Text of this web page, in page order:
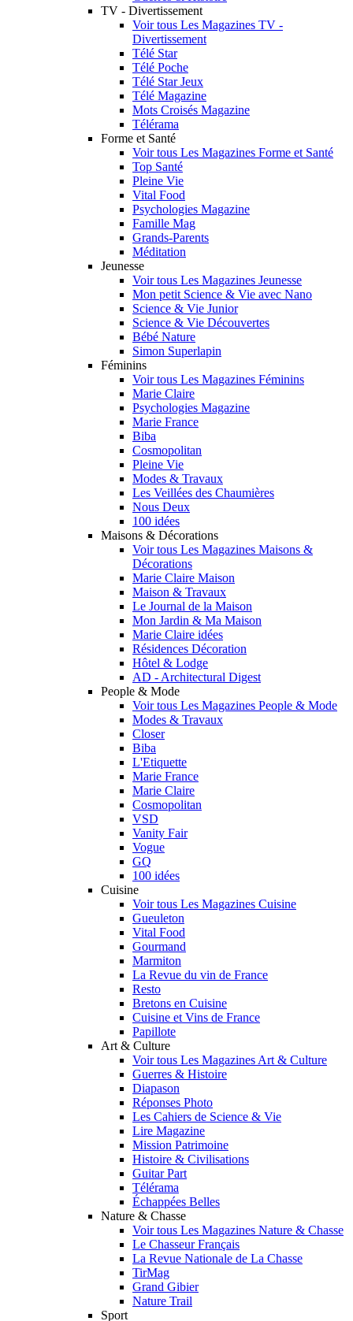
TV - Divertissement
Voir tous Les Magazines TV -
Divertissement
Télé Star
Télé Poche
Télé Star Jeux
Télé Magazine
Mots Croisés Magazine
Télérama
Forme et Santé
Voir tous Les Magazines Forme et Santé
Top Santé
Pleine Vie
Vital Food
Psychologies Magazine
Famille Mag
Grands-Parents
Méditation
Jeunesse
Voir tous Les Magazines Jeunesse
Mon petit Science & Vie avec Nano
Science & Vie Junior
Science & Vie Découvertes
Bébé Nature
Simon Superlapin
Féminins
Voir tous Les Magazines Féminins
Marie Claire
Psychologies Magazine
Marie France
Biba
Cosmopolitan
Pleine Vie
Modes & Travaux
Les Veillées des Chaumières
Nous Deux
100 idées
Maisons & Décorations
Voir tous Les Magazines Maisons &
Décorations
Marie Claire Maison
Maison & Travaux
Le Journal de la Maison
Mon Jardin & Ma Maison
Marie Claire idées
Résidences Décoration
Hôtel & Lodge
AD - Architectural Digest
People & Mode
Voir tous Les Magazines People & Mode
Modes & Travaux
Closer
Biba
L'Etiquette
Marie France
Marie Claire
Cosmopolitan
VSD
Vanity Fair
Vogue
GQ
100 idées
Cuisine
Voir tous Les Magazines Cuisine
Gueuleton
Vital Food
Gourmand
Marmiton
La Revue du vin de France
Resto
Bretons en Cuisine
Cuisine et Vins de France
Papillote
Art & Culture
Voir tous Les Magazines Art & Culture
Guerres & Histoire
Diapason
Réponses Photo
Les Cahiers de Science & Vie
Lire Magazine
Mission Patrimoine
Histoire & Civilisations
Guitar Part
Télérama
Échappées Belles
Nature & Chasse
Voir tous Les Magazines Nature & Chasse
Le Chasseur Français
La Revue Nationale de La Chasse
TirMag
Grand Gibier
Nature Trail
Sport